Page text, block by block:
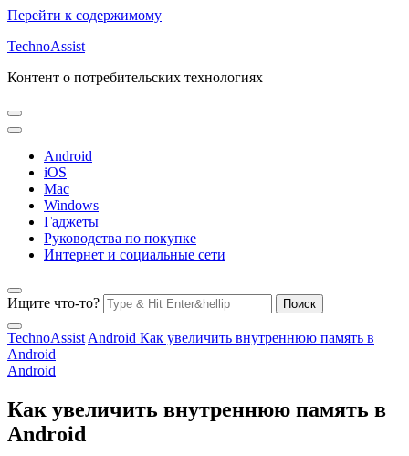
Перейти к содержимому
TechnoAssist
Контент о потребительских технологиях
Android
iOS
Mac
Windows
Гаджеты
Руководства по покупке
Интернет и социальные сети
Ищите что-то?
TechnoAssist Android Как увеличить внутреннюю память в
Android
Android
Как увеличить внутреннюю память в
Android